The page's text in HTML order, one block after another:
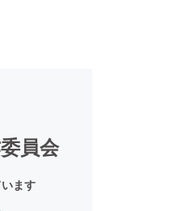
員会
ます